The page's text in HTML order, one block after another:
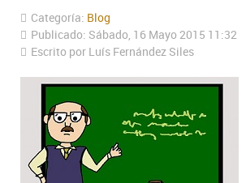
Categoría: Blog
Publicado: Sábado, 16 Mayo 2015 11:32
Escrito por Luís Fernández Siles